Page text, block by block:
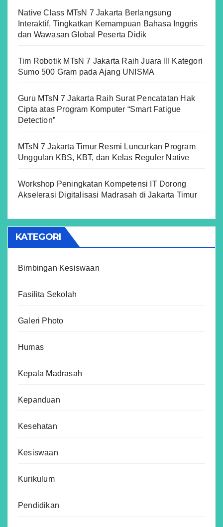
Native Class MTsN 7 Jakarta Berlangsung
Interaktif, Tingkatkan Kemampuan Bahasa Inggris
dan Wawasan Global Peserta Didik
Tim Robotik MTsN 7 Jakarta Raih Juara III Kategori
Sumo 500 Gram pada Ajang UNISMA
Guru MTsN 7 Jakarta Raih Surat Pencatatan Hak
Cipta atas Program Komputer “Smart Fatigue
Detection”
MTsN 7 Jakarta Timur Resmi Luncurkan Program
Unggulan KBS, KBT, dan Kelas Reguler Native
Workshop Peningkatan Kompetensi IT Dorong
Akselerasi Digitalisasi Madrasah di Jakarta Timur
KATEGORI
Bimbingan Kesiswaan
Fasilita Sekolah
Galeri Photo
Humas
Kepala Madrasah
Kepanduan
Kesehatan
Kesiswaan
Kurikulum
Pendidikan